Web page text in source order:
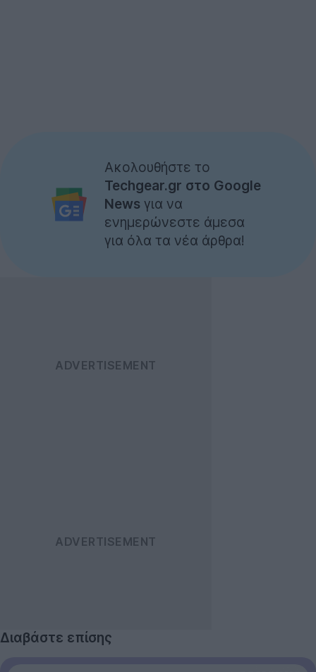
Ακολουθήστε το
Techgear.gr στο Google
News για να
ενημερώνεστε άμεσα
για όλα τα νέα άρθρα!
Διαβάστε επίσης